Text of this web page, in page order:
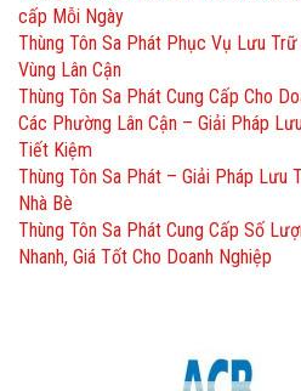
cấp Mỗi Ngày
Thùng Tôn Sa Phát Phục Vụ Lưu
Vùng Lân Cận
Thùng Tôn Sa Phát Cung Cấp Cho
Các Phường Lân Cận – Giải Pháp
Tiết Kiệm
Thùng Tôn Sa Phát – Giải Pháp Lưu
Nhà Bè
Thùng Tôn Sa Phát Cung Cấp Số
Nhanh, Giá Tốt Cho Doanh Nghiệp